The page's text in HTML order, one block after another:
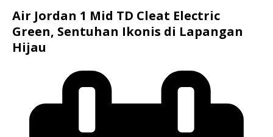
Air Jordan 1 Mid TD Cleat Electric
Green, Sentuhan Ikonis di Lapangan
Hijau